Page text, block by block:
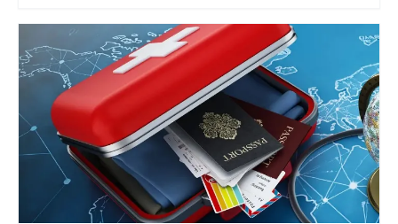
warto sprawdzić, gdzie faktycznie możesz stanąć, jak szeroko
otwiera się kabina, czy przy umywalce jest miejsce na
wygodne schylenie się i czy przejście nie będzie blokowane
przez wystające fronty. W tej skali nawet kilka centymetrów
różnicy w głębokości potrafi zmienić komfort użytkowania.
Meble łazienkowe powinny też rozwiązywać typowy problem
małej przestrzeni, czyli „nadmiar drobiazgów na wierzchu”. Im
lepiej zaprojektowane przechowywanie, tym mniej rzeczy stoi
na blacie, a łazienka wygląda na większą, czystszą i
spokojniejszą w odbiorze. W zamkniętych przestrzeniach
najlepiej sprawdzają się rozwiązania lekkie wizualnie, z
prostymi liniami, ale też praktyczne: łatwe do mycia, odporne
na wilgoć i takie, które pozwalają zachować porządek bez